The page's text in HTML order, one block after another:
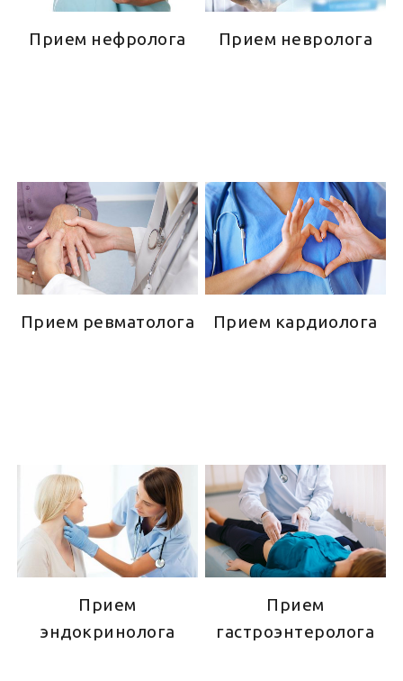
Прием нефролога Прием невролога
Прием ревматолога Прием кардиолога
Прием
эндокринолога
Прием
гастроэнтеролога